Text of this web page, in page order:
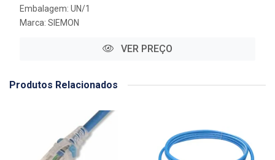
Embalagem: UN/1
Marca: SIEMON
VER PREÇO
Produtos Relacionados